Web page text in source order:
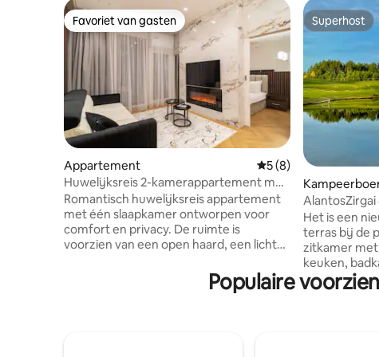
Favoriet van gasten
Favoriet van gasten
Appartement Gemiddelde
5 (8)
Huwelijksreis 2-kamerappartement met
balkon, fitnessruimte en sauna
Romantisch huwelijksreis appartement
met één slaapkamer ontworpen voor
comfort en privacy. De ruimte is
voorzien van een open haard, een lichte
voor ontspannende momenten samen.
Een goed uitgeruste kitchenette stelt je
Superhost
Superhost
AlantosZirgai
Hottube
Het is een
terras bij de
zitkamer
keuken,
rode
zachte en
Populaire